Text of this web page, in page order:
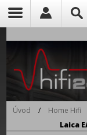
Úvod / Home Hifi
Laica